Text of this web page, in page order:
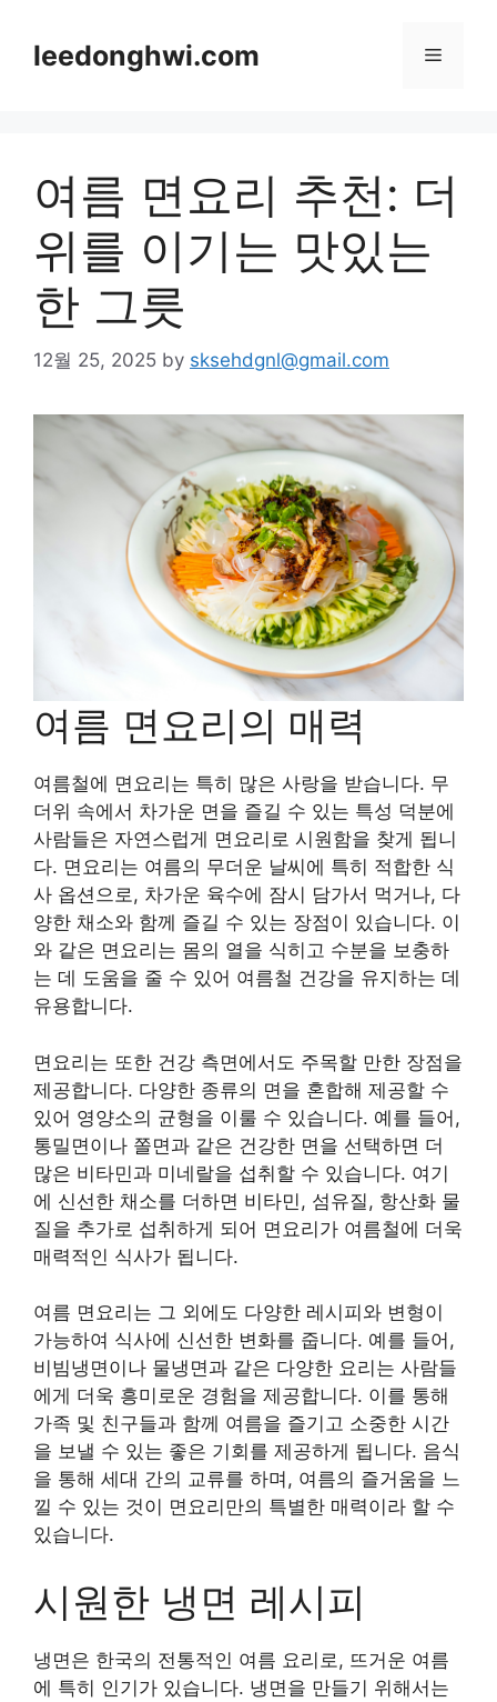
contentleedonghwi.com Menu
여름 면요리 추천: 더
위를 이기는 맛있는
한 그릇
12월 25, 2025 by sksehdgnl@gmail.com
여름 면요리의 매력
여름철에 면요리는 특히 많은 사랑을 받습니다. 무
더위 속에서 차가운 면을 즐길 수 있는 특성 덕분에
사람들은 자연스럽게 면요리로 시원함을 찾게 됩니
다. 면요리는 여름의 무더운 날씨에 특히 적합한 식
사 옵션으로, 차가운 육수에 잠시 담가서 먹거나, 다
양한 채소와 함께 즐길 수 있는 장점이 있습니다. 이
와 같은 면요리는 몸의 열을 식히고 수분을 보충하
는 데 도움을 줄 수 있어 여름철 건강을 유지하는 데
유용합니다.
면요리는 또한 건강 측면에서도 주목할 만한 장점을
제공합니다. 다양한 종류의 면을 혼합해 제공할 수
있어 영양소의 균형을 이룰 수 있습니다. 예를 들어,
통밀면이나 쫄면과 같은 건강한 면을 선택하면 더
많은 비타민과 미네랄을 섭취할 수 있습니다. 여기
에 신선한 채소를 더하면 비타민, 섬유질, 항산화 물
질을 추가로 섭취하게 되어 면요리가 여름철에 더욱
매력적인 식사가 됩니다.
여름 면요리는 그 외에도 다양한 레시피와 변형이
가능하여 식사에 신선한 변화를 줍니다. 예를 들어,
비빔냉면이나 물냉면과 같은 다양한 요리는 사람들
에게 더욱 흥미로운 경험을 제공합니다. 이를 통해
가족 및 친구들과 함께 여름을 즐기고 소중한 시간
을 보낼 수 있는 좋은 기회를 제공하게 됩니다. 음식
을 통해 세대 간의 교류를 하며, 여름의 즐거움을 느
낄 수 있는 것이 면요리만의 특별한 매력이라 할 수
있습니다.
시원한 냉면 레시피
냉면은 한국의 전통적인 여름 요리로, 뜨거운 여름
에 특히 인기가 있습니다. 냉면을 만들기 위해서는